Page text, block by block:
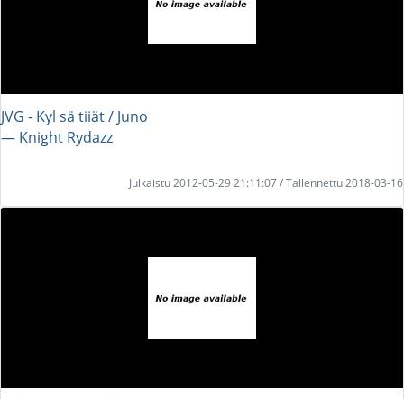
JVG - Kyl sä tiiät / Juno
― Knight Rydazz
Julkaistu 2012-05-29 21:11:07 / Tallennettu 2018-03-16